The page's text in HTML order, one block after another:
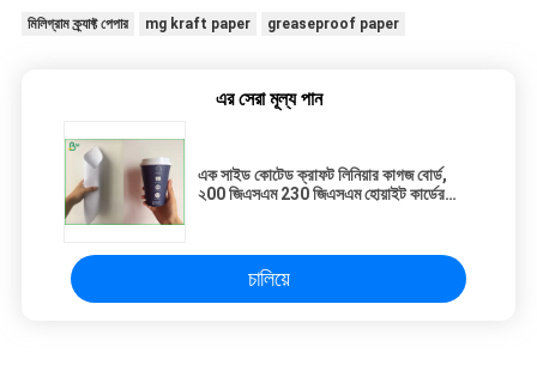
মিলিগ্রাম ক্র্যাফ্ট পেপার mg kraft paper greaseproof paper
এর সেরা মূল্য পান
এক সাইড কোটেড ক্রাফট লিনিয়ার কাগজ বোর্ড,
২00 জিএসএম 230 জিএসএম হোয়াইট কার্ডের
চালিয়ে